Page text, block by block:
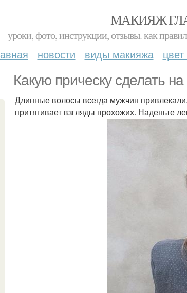
МАКИЯЖ
уроки, фото, инструкции, отзывы. как
новости виды макияжа цвет
Какую прическу сделать
Длинные волосы всегда мужчин
притягивает взгляды прохожих. Наденьте